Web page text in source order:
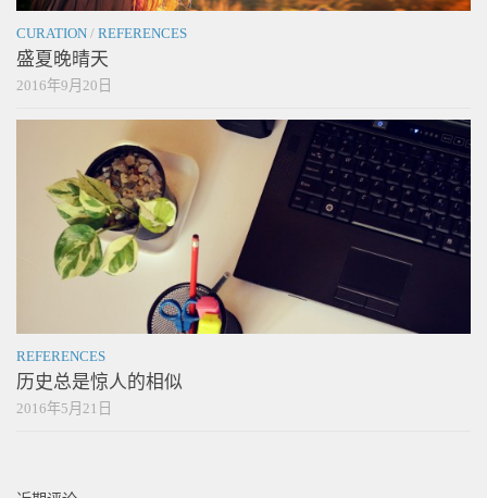
CURATION / REFERENCES
盛夏晚晴天
2016年9月20日
REFERENCES
历史总是惊人的相似
2016年5月21日